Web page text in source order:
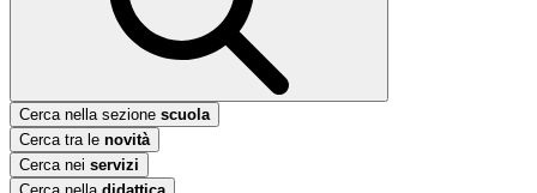
Cerca nella sezione scuola
Cerca tra le novità
Cerca nei servizi